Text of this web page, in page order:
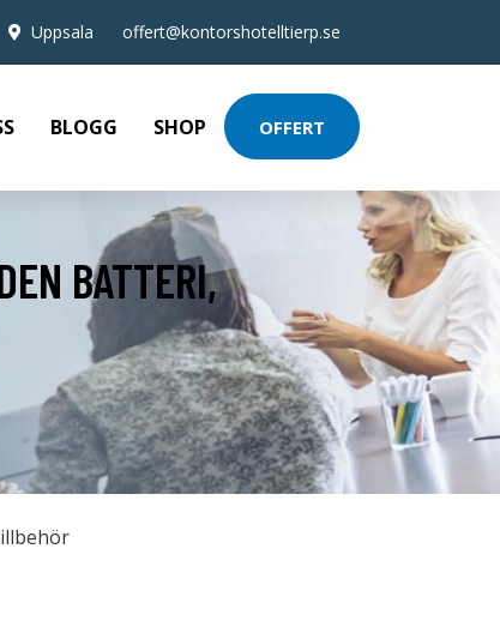
Uppsala offert@kontorshotelltierp.se
BLOGG SHOP OFFERT
BATTERI,